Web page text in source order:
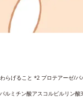
らげること *2 プロテアーゼ/
ルミチン酸アスコルビルリン酸